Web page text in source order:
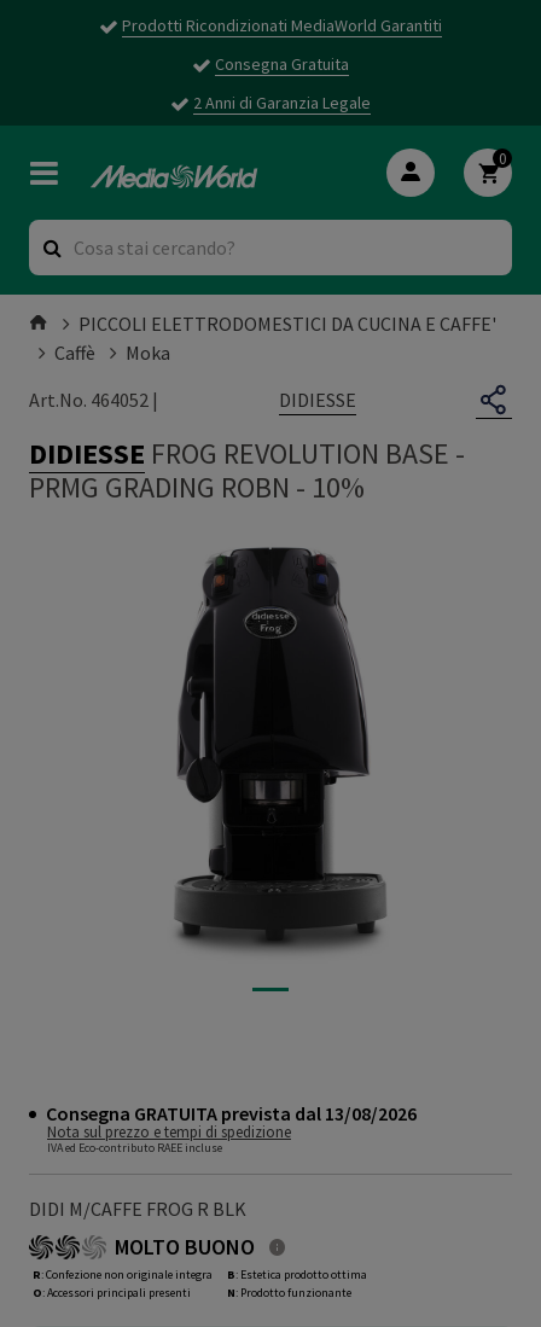
Prodotti Ricondizionati MediaWorld Garantiti
Consegna Gratuita
2 Anni di Garanzia Legale
0
PICCOLI ELETTRODOMESTICI DA CUCINA E CAFFE'
Caffè
Moka
Art.No. 464052 |
DIDIESSE
DIDIESSE FROG REVOLUTION BASE -
PRMG GRADING ROBN - 10%
Consegna GRATUITA prevista dal 13/08/2026
Nota sul prezzo e tempi di spedizione
IVA ed Eco-contributo RAEE incluse
DIDI M/CAFFE FROG R BLK
MOLTO BUONO
R: Confezione non originale integra
O: Accessori principali presenti
B: Estetica prodotto ottima
N: Prodotto funzionante